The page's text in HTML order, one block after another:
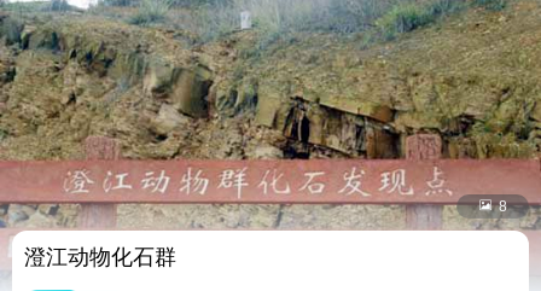
 8
澄江动物化石群
